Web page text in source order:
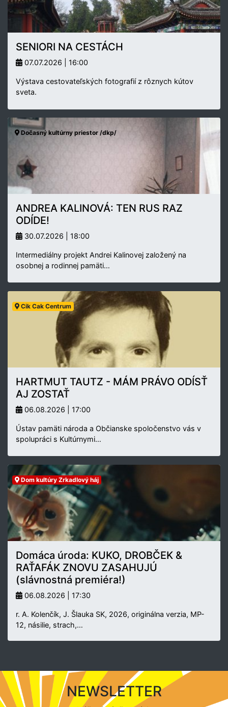
SENIORI NA CESTÁCH
07.07.2026 | 16:00
Výstava cestovateľských fotografií z rôznych kútov
sveta.
Dočasný kultúrny priestor /dkp/
ANDREA KALINOVÁ: TEN RUS RAZ
ODÍDE!
30.07.2026 | 18:00
Intermediálny projekt Andrei Kalinovej založený na
osobnej a rodinnej pamäti…
Cik Cak Centrum
HARTMUT TAUTZ - MÁM PRÁVO ODÍSŤ
AJ ZOSTAŤ
06.08.2026 | 17:00
Ústav pamäti národa a Občianske spoločenstvo vás v
spolupráci s Kultúrnymi…
Dom kultúry Zrkadlový háj
Domáca úroda: KUKO, DROBČEK &
RAŤAFÁK ZNOVU ZASAHUJÚ
(slávnostná premiéra!)
06.08.2026 | 17:30
r. A. Kolenčík, J. Šlauka SK, 2026, originálna verzia, MP-
12, násilie, strach,…
NEWSLETTER